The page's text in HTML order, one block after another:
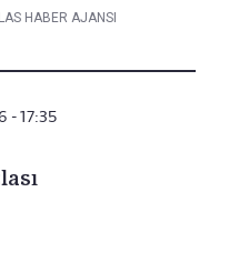
HABER AJANSI
- 17:35